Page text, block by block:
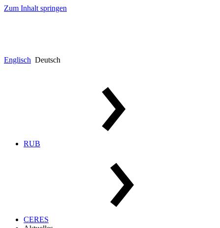
Zum Inhalt springen
Englisch Deutsch
RUB
CERES